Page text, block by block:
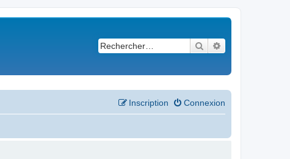
Rechercher
Connexion
Inscription